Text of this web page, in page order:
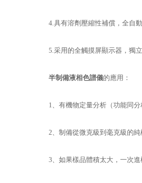
4.具有溶劑壓縮性補償，全自動
5.采用的全觸摸屏顯示器，獨立
半制備液相色譜儀的應用：
1、有機物定量分析（功能同分
2、制備從微克級到毫克級的純
3、如果樣品體積太大，一次進